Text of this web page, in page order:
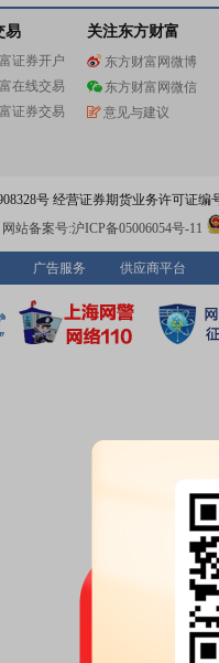
易
证券开户
在线交易
证券交易
关注东方财富
东方财富网微博
东方财富网微信
意见与建议
号 经营证券期货业务许可证编
网站备案号:沪ICP备05006054号-11
广告服务 供应商平台